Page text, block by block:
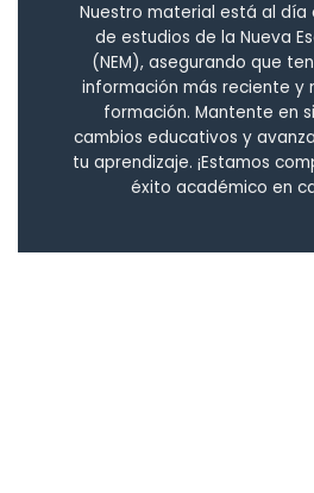
Nuestro material está al día
de estudios de la Nueva
(NEM), asegurando que
información más reciente y
formación. Mantente en
cambios educativos y
tu aprendizaje. ¡Estamos
éxito académico en